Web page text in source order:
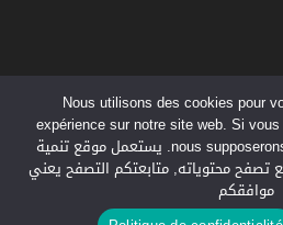
Nous utilisons des cookies pour
expérience sur notre site web. Si
nous supposerons que vous en êtes satisfait. يستعمل موقع تنمية
تصفح محتوياته, متابعتكم التصفح يعني
موافقكم